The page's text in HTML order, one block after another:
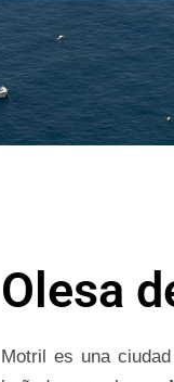
Olesa
Motril es una